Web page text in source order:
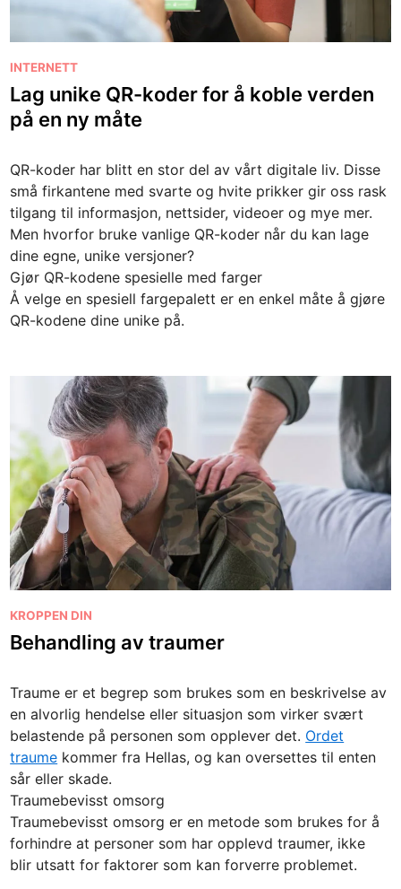
P
o
t
d
i
n
INTERNETT
Lag unike QR-koder for å koble verden
på en ny måte
QR-koder har blitt en stor del av vårt digitale liv. Disse
små firkantene med svarte og hvite prikker gir oss rask
tilgang til informasjon, nettsider, videoer og mye mer.
Men hvorfor bruke vanlige QR-koder når du kan lage
dine egne, unike versjoner?
Gjør QR-kodene spesielle med farger
Å velge en spesiell fargepalett er en enkel måte å gjøre
QR-kodene dine unike på.
P
o
e
d
i
n
KROPPEN DIN
Behandling av traumer
Traume er et begrep som brukes som en beskrivelse av
en alvorlig hendelse eller situasjon som virker svært
belastende på personen som opplever det. Ordet
traume kommer fra Hellas, og kan oversettes til enten
sår eller skade.
Traumebevisst omsorg
Traumebevisst omsorg er en metode som brukes for å
forhindre at personer som har opplevd traumer, ikke
blir utsatt for faktorer som kan forverre problemet.